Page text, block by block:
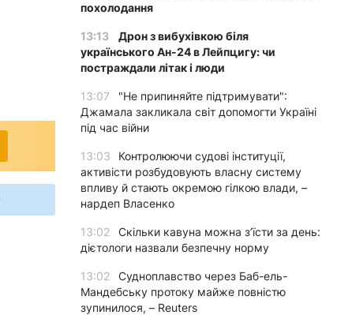
похолодання
13:13
Дрон з вибухівкою біля
українського Ан-24 в Лейпцигу: чи
постраждали літак і люди
13:07
"Не припиняйте підтримувати":
Джамала закликала світ допомогти Україні
під час війни
13:03
Контролюючи судові інституції,
активісти розбудовують власну систему
впливу й стають окремою гілкою влади, –
нардеп Власенко
13:02
Скільки кавуна можна з’їсти за день:
дієтологи назвали безпечну норму
13:02
Судноплавство через Баб-ель-
Мандебську протоку майже повністю
зупинилося, – Reuters